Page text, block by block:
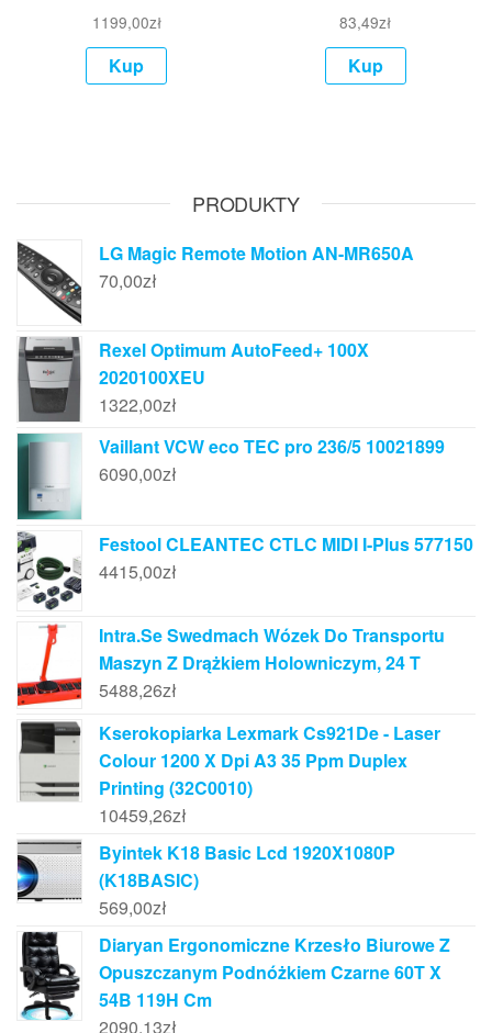
1199,00zł
Kup
83,49zł
Kup
PRODUKTY
LG Magic Remote Motion AN-MR650A
70,00zł
Rexel Optimum AutoFeed+ 100X
2020100XEU
1322,00zł
Vaillant VCW eco TEC pro 236/5 10021899
6090,00zł
Festool CLEANTEC CTLC MIDI I-Plus 577150
4415,00zł
Intra.Se Swedmach Wózek Do Transportu
Maszyn Z Drążkiem Holowniczym, 24 T
5488,26zł
Kserokopiarka Lexmark Cs921De - Laser
Colour 1200 X Dpi A3 35 Ppm Duplex
Printing (32C0010)
10459,26zł
Byintek K18 Basic Lcd 1920X1080P
(K18BASIC)
569,00zł
Diaryan Ergonomiczne Krzesło Biurowe Z
Opuszczanym Podnóżkiem Czarne 60T X
54B 119H Cm
2090,13zł